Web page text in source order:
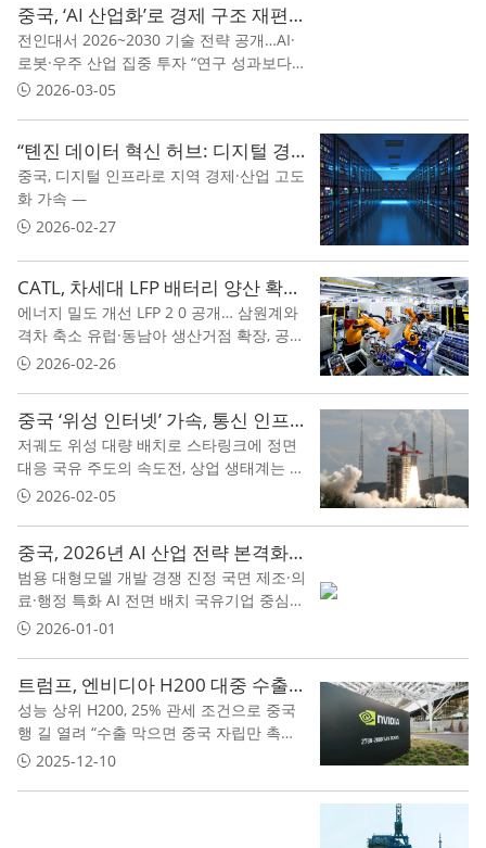
중국, ‘AI 산업화’로 경제 구조 재편 시동
전인대서 2026~2030 기술 전략 공개…AI·
로봇·우주 산업 집중 투자 “연구 성과보다
산업 적용” 강조…국유기업 중심 실증 프로
2026-03-05
“톈진 데이터 혁신 허브: 디지털 경제의 신심장”
중국, 디지털 인프라로 지역 경제·산업 고도
화 가속 —
2026-02-27
CATL, 차세대 LFP 배터리 양산 확대… 전기차 가격 인하 압력 확산
에너지 밀도 개선 LFP 2 0 공개… 삼원계와
격차 축소 유럽·동남아 생산거점 확장, 공급
망 현지화 가속 글로벌 배터리 가격 경쟁 심
2026-02-26
중국 ‘위성 인터넷’ 가속, 통신 인프라인가 전략 자산인가
저궤도 위성 대량 배치로 스타링크에 정면
대응 국유 주도의 속도전, 상업 생태계는 아
직 초기 군민융합 논란 속 국제 긴장도 상승
2026-02-05
중국, 2026년 AI 산업 전략 본격화…대형 모델에서 ‘산업 적용’으로 이동
범용 대형모델 개발 경쟁 진정 국면 제조·의
료·행정 특화 AI 전면 배치 국유기업 중심
‘현장 적용’ 확대
2026-01-01
트럼프, 엔비디아 H200 대중 수출 허용…중국 AI 칩 ‘게임의 룰’ 다시 짠다
성능 상위 H200, 25% 관세 조건으로 중국
행 길 열려 “수출 막으면 중국 자립만 촉진”
엔비디아 논리 수용 화웨이·국산 AI칩과의
2025-12-10